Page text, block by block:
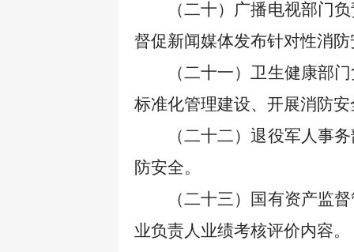
（二十）广播电视部门
督促新闻媒体发布针对性消
（二十一）卫生健康部
标准化管理建设、开展消防
（二十二）退役军人事
防安全。
（二十三）国有资产监
业负责人业绩考核评价内容。